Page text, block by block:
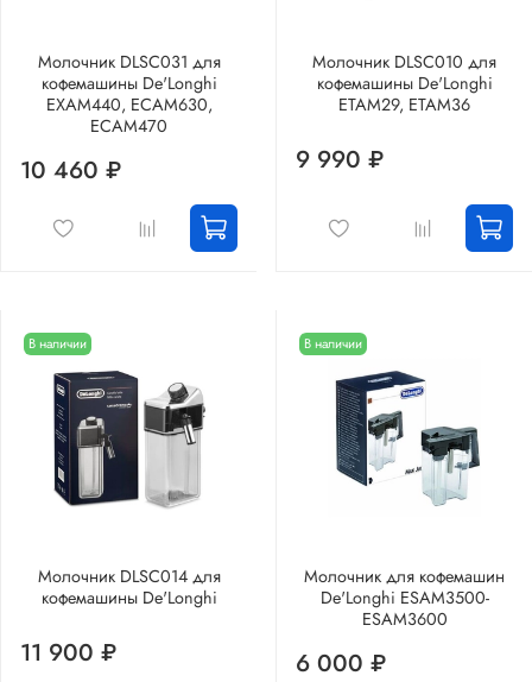
Молочник DLSC031 для
кофемашины De'Longhi
EXAM440, ECAM630,
ECAM470
10 460 ₽
Молочник DLSC010 для
кофемашины De'Longhi
ETAM29, ETAM36
9 990 ₽
В наличии
Молочник DLSC014 для
кофемашины De'Longhi
11 900 ₽
В наличии
Молочник для кофемашин
De'Longhi ESAM3500-
ESAM3600
6 000 ₽